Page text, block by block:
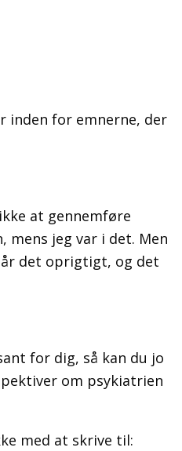
inden for emnerne, der
at gennemføre
mens jeg var i det. Men
det oprigtigt, og det
for dig, så kan du jo
om psykiatrien
med at skrive til: